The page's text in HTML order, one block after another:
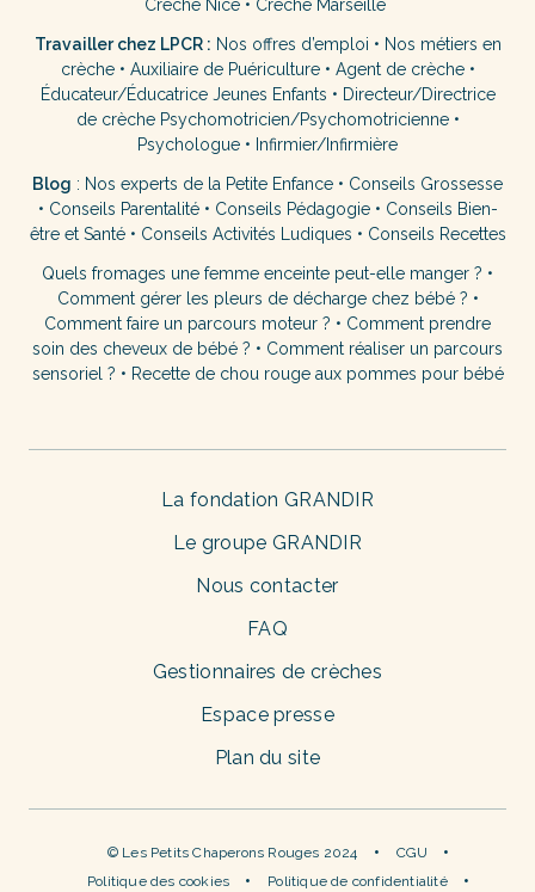
Crèche Nice • Crèche Marseille
Travailler chez LPCR : Nos offres d’emploi • Nos métiers en
crèche• Auxiliaire de Puériculture• Agent de crèche•
Éducateur/Éducatrice Jeunes Enfants • Directeur/Directrice
de crèche Psychomotricien/Psychomotricienne•
Psychologue • Infirmier/Infirmière
Blog : Nos experts de la Petite Enfance • Conseils Grossesse
• Conseils Parentalité• Conseils Pédagogie• Conseils Bien-
être et Santé• Conseils Activités Ludiques • Conseils Recettes
Quels fromages une femme enceinte peut-elle manger ? •
Comment gérer les pleurs de décharge chez bébé ? •
Comment faire un parcours moteur ? • Comment prendre
soin des cheveux de bébé ? • Comment réaliser un parcours
sensoriel ? • Recette de chou rouge aux pommes pour bébé
La fondation GRANDIR
Le groupe GRANDIR
Nous contacter
FAQ
Gestionnaires de crèches
Espace presse
Plan du site
© Les Petits Chaperons Rouges 2024
CGU
Politique des cookies
Politique de confidentialité